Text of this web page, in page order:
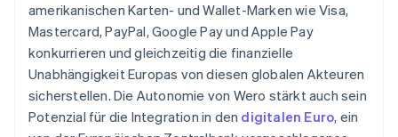
amerikanischen Karten- und Wallet-Marken wie Visa,
Mastercard, PayPal, Google Pay und Apple Pay
konkurrieren und gleichzeitig die finanzielle
Unabhängigkeit Europas von diesen globalen Akteuren
sicherstellen. Die Autonomie von Wero stärkt auch sein
Potenzial für die Integration in den digitalen Euro, ein